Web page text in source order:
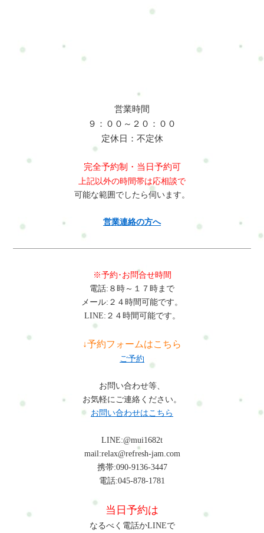
営業時間
９：００～２０：００
定休日：不定休
完全予約制・当日予約可
上記以外の時間帯は応相談で
可能な範囲でしたら伺います。
営業連絡の方へ
※予約･お問合せ時間
電話:８時～１７時まで
メール:２４時間可能です。
LINE:２４時間可能です。
↓予約フォームはこちら
ご予約
お問い合わせ等、
お気軽にご連絡ください。
お問い合わせはこちら
LINE:@mui1682t
mail:relax@refresh-jam.com
携帯:090-9136-3447
電話:045-878-1781
当日予約は
なるべく電話かLINEで